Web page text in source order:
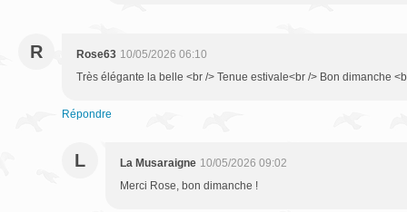
R Rose63 10/05/2026 06:10
Très élégante la belle <br /> Tenue estivale<br /> Bon dimanche
Répondre
L La Musaraigne 10/05/2026 09:02
Merci Rose, bon dimanche !